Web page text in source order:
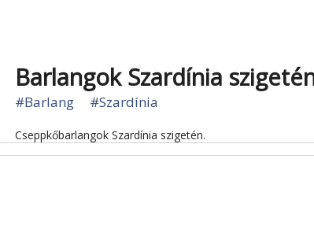
Barlangok Szardínia
#Barlang #Szardínia
Cseppkőbarlangok Szardínia szigetén.